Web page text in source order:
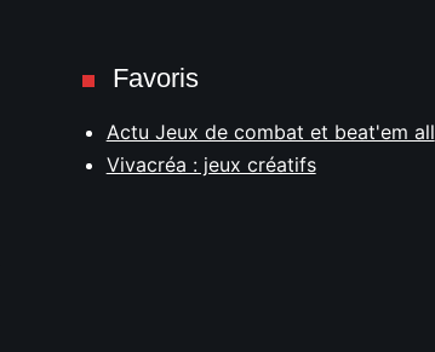
Favoris
Actu Jeux de combat et beat'em all
Vivacréa : jeux créatifs